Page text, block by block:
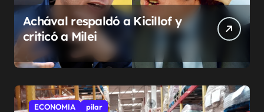
Achával respaldó a Kicillof y
criticó a Milei
ECONOMIA pilar